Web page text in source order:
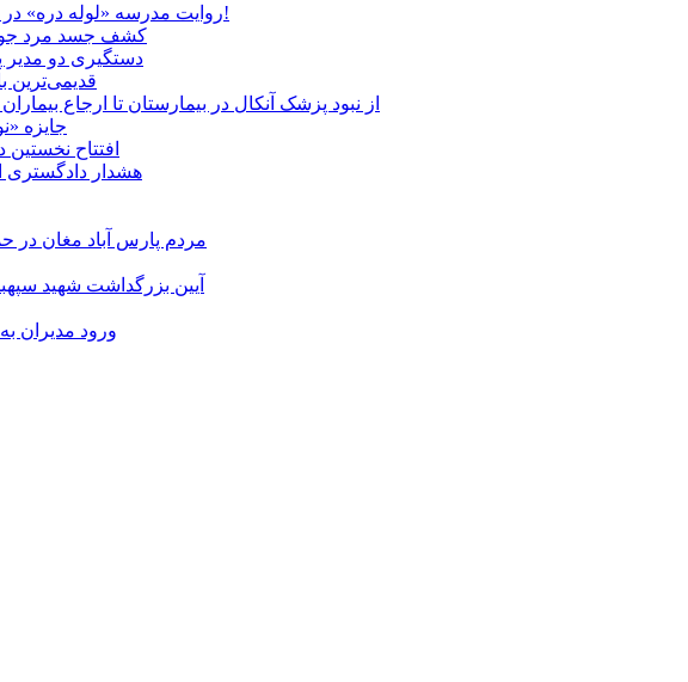
روایت مدرسه «لوله دره» در اسلام آبادمغان که شبیه مدارس جنگ زده است!
کشف جسد مرد
دستگیری دو مدیر
قدیمی‌ترین
از نبود پزشک آنکال در بیمارستان تا ارجاع
جایزه
افتتاح
هشدار دادگستری
مردم پارس آباد مغان در
آیین بزرگداشت شهید
ورود مدیران